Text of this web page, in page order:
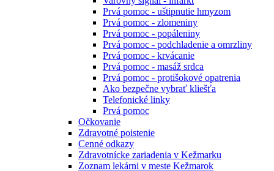
Prvá pomoc - uštipnutie hmyzom
Prvá pomoc - zlomeniny
Prvá pomoc - popáleniny
Prvá pomoc - podchladenie a omrzliny
Prvá pomoc - krvácanie
Prvá pomoc - masáž srdca
Prvá pomoc - protišokové opatrenia
Ako bezpečne vybrať kliešťa
Telefonické linky
Prvá pomoc
Očkovanie
Zdravotné poistenie
Cenné odkazy
Zdravotnícke zariadenia v Kežmarku
Zoznam lekárni v meste Kežmarok